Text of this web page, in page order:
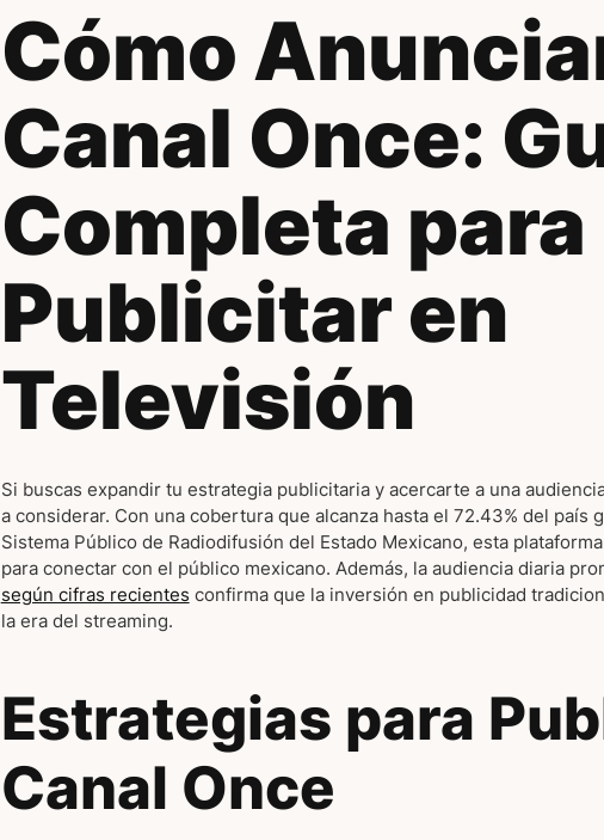
Cómo
Canal Once:
Completa para
Publicitar en
Televisión
Si buscas expandir tu estrategia publicitaria y acercarte a una
a considerar. Con una cobertura que alcanza hasta el 72.43% del país
Sistema Público de Radiodifusión del Estado Mexicano, esta
para conectar con el público mexicano. Además, la audiencia diaria
según cifras recientes confirma que la inversión en publicidad
la era del streaming.
Estrategias para
Canal Once